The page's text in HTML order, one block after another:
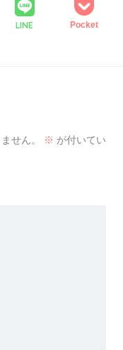
LINE Pocket
せん。 ※ が付いてい